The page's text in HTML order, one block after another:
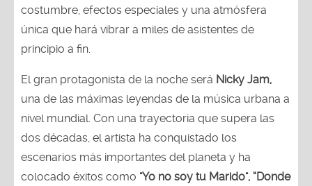
costumbre, efectos especiales y una atmósfera
única que hará vibrar a miles de asistentes de
principio a fin.
El gran protagonista de la noche será Nicky Jam,
una de las máximas leyendas de la música urbana a
nivel mundial. Con una trayectoria que supera las
dos décadas, el artista ha conquistado los
escenarios más importantes del planeta y ha
colocado éxitos como "Yo no soy tu Marido", “Donde